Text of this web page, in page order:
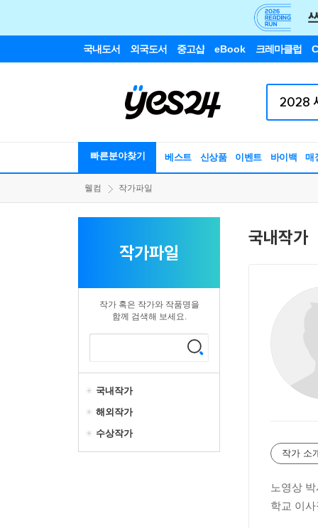
국내도서 외국도서 중고샵 eBook 크레마클럽
빠른분야찾기 베스트 신상품 이벤트 바이백 매
웰컴 작가파일
작가파일
작가 혹은 작가와 작품명을
함께 검색해 보세요.
국내작가
해외작가
수상작가
국내작가
작가 소
노영상
학교 이